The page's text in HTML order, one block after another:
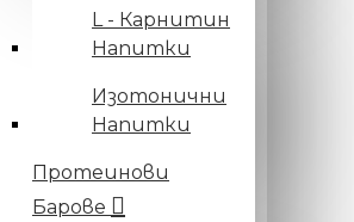
L - Карнитин
Напитки
Изотонични
Напитки
Протеинови
Барове